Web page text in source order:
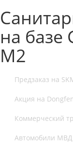
на базе
М2
Предзаказ на
Акция на
Коммерческий
Автомобили МВД